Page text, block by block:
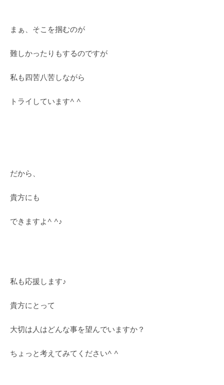
まぁ、そこを掴むのが
難しかったりもするのですが
私も四苦八苦しながら
トライしています^ ^
だから、
貴方にも
できますよ^ ^♪
私も応援します♪
貴方にとって
大切は人はどんな事を望んでいますか？
ちょっと考えてみてください^ ^